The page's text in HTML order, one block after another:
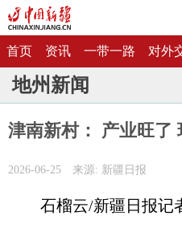
首页 资讯 一带一路 对外
地州新闻
津南新村： 产业旺了
2026-06-25 来源: 新疆日报
石榴云/新疆日报记